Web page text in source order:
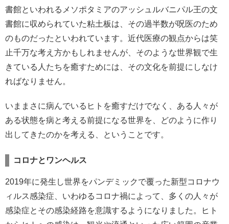
書館といわれるメソポタミアのアッシュルバニパル王の文
書館に収められていた粘土板は、その過半数が呪医のため
のものだったといわれています。近代医療の観点からは笑
止千万な考え方かもしれませんが、そのような世界観で生
きている人たちを癒すためには、その文化を前提にしなけ
ればなりません。
いままさに病んでいるヒトを癒すだけでなく、ある人々が
ある状態を病と考える前提になる世界を、どのように作り
出してきたのかを考える、ということです。
コロナとワンヘルス
2019年に発生し世界をパンデミックで覆った新型コロナウ
ィルス感染症、いわゆるコロナ禍によって、多くの人々が
感染症とその感染経路を意識するようになりました。ヒト